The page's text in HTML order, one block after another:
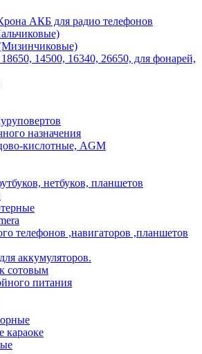
АКБ для радио телефонов
14500, 16340, 26650, для фонарей,
назначения
кислотные, AGM
нетбуков, планшетов
телефонов ,навигаторов ,планшетов
аккумуляторов.
сотовым
питания
караоке